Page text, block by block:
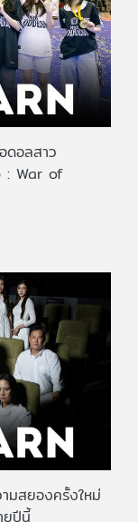
ดอลสาว
: War of
มสยองครั้งใหม่
ยปีนี้